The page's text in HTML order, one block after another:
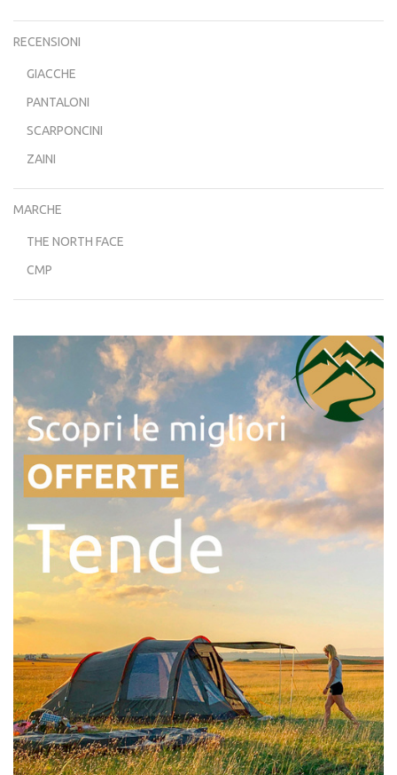
RECENSIONI
GIACCHE
PANTALONI
SCARPONCINI
ZAINI
MARCHE
THE NORTH FACE
CMP